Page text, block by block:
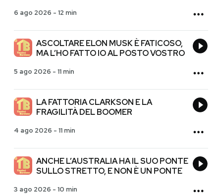
6 ago 2026 - 12 min
ASCOLTARE ELON MUSK È FATICOSO,
MA L’HO FATTO IO AL POSTO VOSTRO
5 ago 2026 - 11 min
LA FATTORIA CLARKSON E LA
FRAGILITÀ DEL BOOMER
4 ago 2026 - 11 min
ANCHE L’AUSTRALIA HA IL SUO PONTE
SULLO STRETTO, E NON È UN PONTE
3 ago 2026 - 10 min